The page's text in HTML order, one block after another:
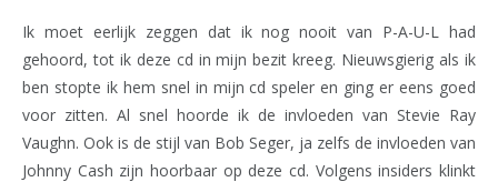
Ik moet eerlijk zeggen dat ik nog nooit van P-A-U-L had
gehoord, tot ik deze cd in mijn bezit kreeg. Nieuwsgierig als ik
ben stopte ik hem snel in mijn cd speler en ging er eens goed
voor zitten. Al snel hoorde ik de invloeden van Stevie Ray
Vaughn. Ook is de stijl van Bob Seger, ja zelfs de invloeden van
Johnny Cash zijn hoorbaar op deze cd. Volgens insiders klinkt